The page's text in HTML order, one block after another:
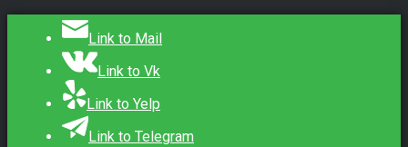
Link to Mail
Link to Vk
Link to Yelp
Link to Telegram